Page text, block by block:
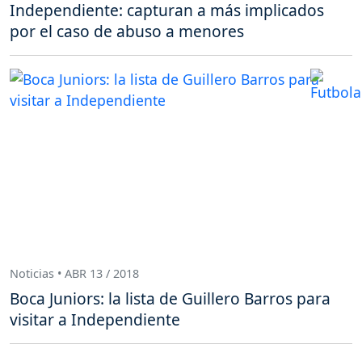
Independiente: capturan a más implicados
por el caso de abuso a menores
Noticias • ABR 13 / 2018
Boca Juniors: la lista de Guillero Barros para
visitar a Independiente